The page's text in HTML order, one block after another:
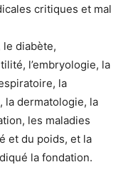
critiques et mal
diabète,
l’embryologie, la
la
la dermatologie, la
les maladies
et du poids, et la
la fondation.